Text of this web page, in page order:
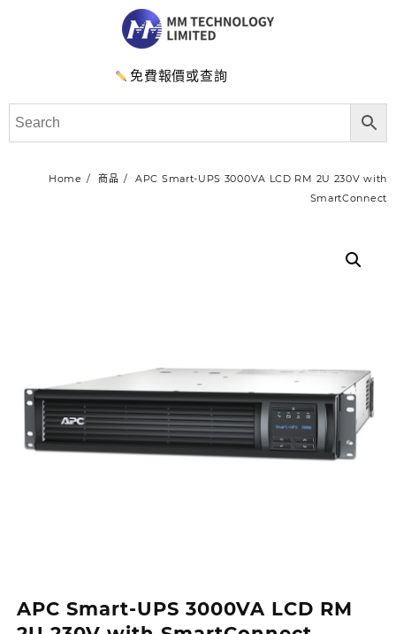
免費報價或查詢
Home 商品
APC Smart-UPS 3000VA LCD RM 2U 230V with
SmartConnect
APC Smart-UPS 3000VA LCD RM